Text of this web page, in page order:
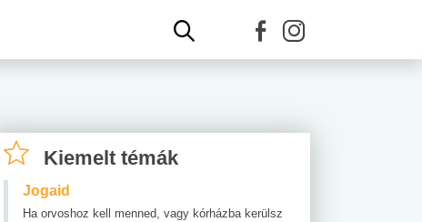
Kiemelt témák
Jogaid
Ha orvoshoz kell menned, vagy kórházba kerülsz